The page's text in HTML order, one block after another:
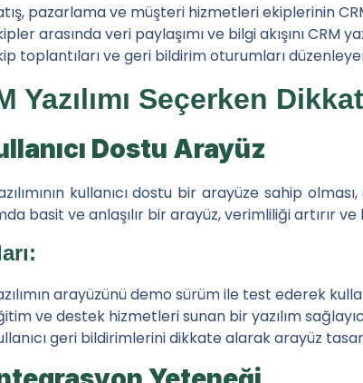
pazarlama ve müşteri hizmetleri ekiplerinin
arasında veri paylaşımı ve bilgi akışını CRM
toplantıları ve geri bildirim oturumları
Yazılımı Seçerken
Dostu Arayüz
kullanıcı dostu bir arayüze sahip
basit ve anlaşılır bir arayüz, verimliliği artırır ve
arayüzünü demo sürüm ile test ederek
ve destek hizmetleri sunan bir yazılım
geri bildirimlerini dikkate alarak arayüz